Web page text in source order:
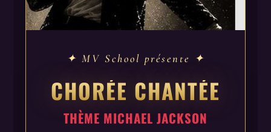
✦ MV School présente ✦
CHORÉE CHANTÉE
THÈME MICHAEL JACKSON